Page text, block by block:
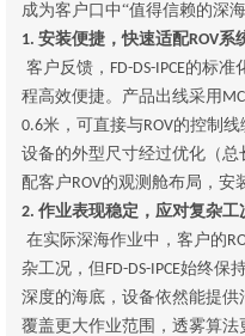
成为客户口中“值得信赖的深海
1. 安装便捷，快速适配ROV系
客户反馈， FD-DS-IPCE的标准
程高效便捷。产品出线采用
0.6米，可直接与ROV的控制线
设备的外型尺寸经过优化（总
配客户ROV的观测舱布局，安
2. 作业表现稳定，应对复杂工
在实际深海作业中，客户的
杂工况，但 FD-DS-IPCE始终保
深度的海底，设备依然能提供
覆盖更大作业范围，透雾算